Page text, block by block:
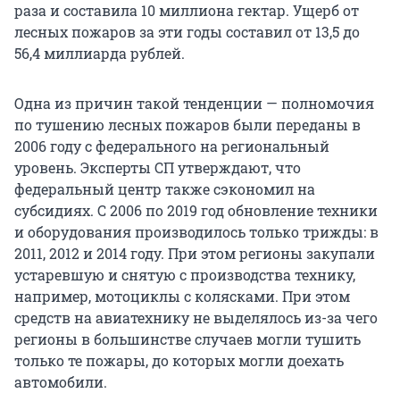
раза и составила 10 миллиона гектар. Ущерб от
лесных пожаров за эти годы составил от 13,5 до
56,4 миллиарда рублей.
Одна из причин такой тенденции — полномочия
по тушению лесных пожаров были переданы в
2006 году с федерального на региональный
уровень. Эксперты СП утверждают, что
федеральный центр также сэкономил на
субсидиях. С 2006 по 2019 год обновление техники
и оборудования производилось только трижды: в
2011, 2012 и 2014 году. При этом регионы закупали
устаревшую и снятую с производства технику,
например, мотоциклы с колясками. При этом
средств на авиатехнику не выделялось из-за чего
регионы в большинстве случаев могли тушить
только те пожары, до которых могли доехать
автомобили.